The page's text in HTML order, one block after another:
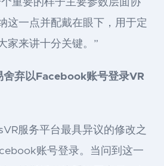
重要的样子主要参数层面协
这一点并配戴在眼下，用于定
家来讲十分关键。”
弃以Facebook账号登录VR
服务平台最具异议的修改之
账号登录。当问到这一